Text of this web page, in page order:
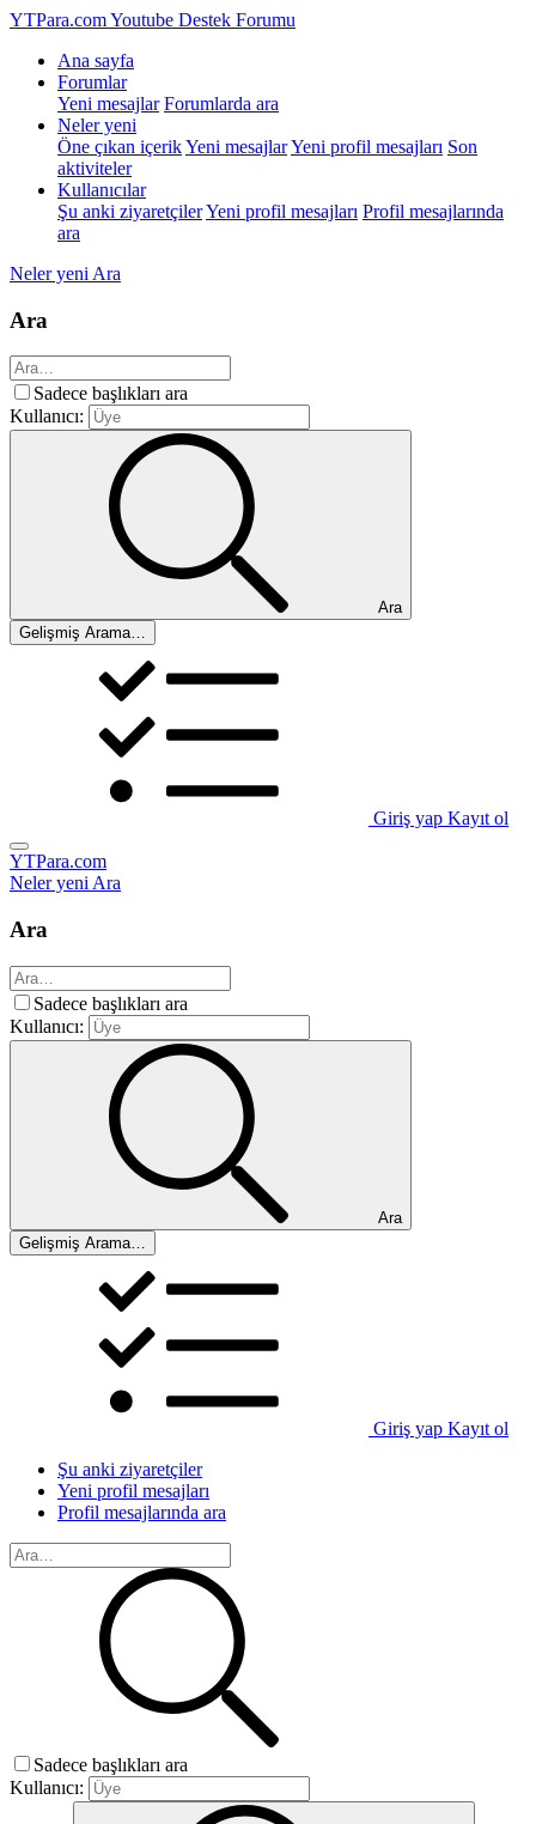
YTPara.comYoutube Destek Forumu
Ana sayfa
Forumlar
Yeni mesajlar Forumlarda ara
Neler yeni
Öne çıkan içerikYeni mesajlarYeni profil mesajları Son
aktiviteler
Kullanıcılar
Şu anki ziyaretçilerYeni profil mesajları Profil mesajlarında
ara
Neler yeni Ara
Ara
Sadece başlıkları ara
Kullanıcı:
Ara
Gelişmiş Arama…
Giriş yap Kayıt ol
YTPara.com
Neler yeniAra
Ara
Sadece başlıkları ara
Kullanıcı:
Ara
Gelişmiş Arama…
Giriş yap Kayıt ol
Şu anki ziyaretçiler
Yeni profil mesajları
Profil mesajlarında ara
Sadece başlıkları ara
Kullanıcı: